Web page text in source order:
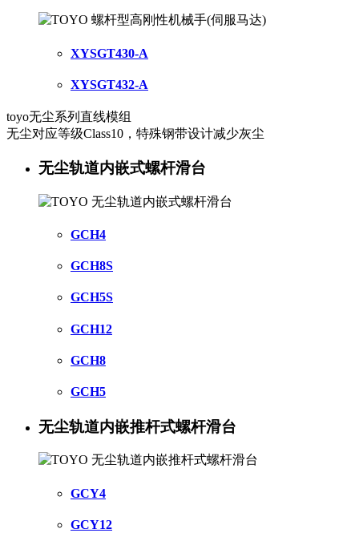
XYSGT430-A
XYSGT432-A
toyo无尘系列直线模组
无尘对应等级Class10，特殊钢带设计减少灰尘
无尘轨道内嵌式螺杆滑台
GCH4
GCH8S
GCH5S
GCH12
GCH8
GCH5
无尘轨道内嵌推杆式螺杆滑台
GCY4
GCY12